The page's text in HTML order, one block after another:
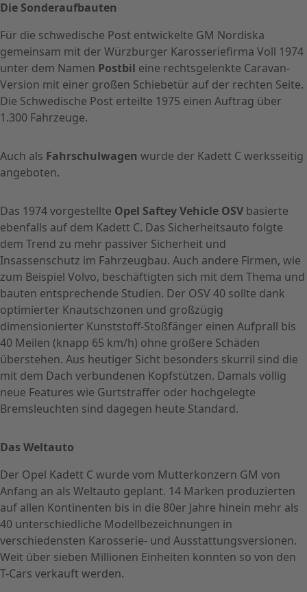
Die Sonderaufbauten
Für die schwedische Post entwickelte GM Nordiska
gemeinsam mit der Würzburger Karosseriefirma Voll 1974
unter dem Namen Postbil eine rechtsgelenkte Caravan-
Version mit einer großen Schiebetür auf der rechten Seite.
Die Schwedische Post erteilte 1975 einen Auftrag über
1.300 Fahrzeuge.
Auch als Fahrschulwagen wurde der Kadett C werksseitig
angeboten.
Das 1974 vorgestellte Opel Saftey Vehicle OSV basierte
ebenfalls auf dem Kadett C. Das Sicherheitsauto folgte
dem Trend zu mehr passiver Sicherheit und
Insassenschutz im Fahrzeugbau. Auch andere Firmen, wie
zum Beispiel Volvo, beschäftigten sich mit dem Thema und
bauten entsprechende Studien. Der OSV 40 sollte dank
optimierter Knautschzonen und großzügig
dimensionierter Kunststoff-Stoßfänger einen Aufprall bis
40 Meilen (knapp 65 km/h) ohne größere Schäden
überstehen. Aus heutiger Sicht besonders skurril sind die
mit dem Dach verbundenen Kopfstützen. Damals völlig
neue Features wie Gurtstraffer oder hochgelegte
Bremsleuchten sind dagegen heute Standard.
Das Weltauto
Der Opel Kadett C wurde vom Mutterkonzern GM von
Anfang an als Weltauto geplant. 14 Marken produzierten
auf allen Kontinenten bis in die 80er Jahre hinein mehr als
40 unterschiedliche Modellbezeichnungen in
verschiedensten Karosserie- und Ausstattungsversionen.
Weit über sieben Millionen Einheiten konnten so von den
T-Cars verkauft werden.